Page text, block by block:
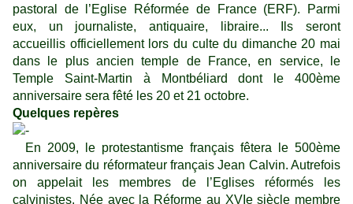
pastoral de l’Eglise Réformée de France (ERF). Parmi
eux, un journaliste, antiquaire, libraire... Ils seront
accueillis officiellement lors du culte du dimanche 20 mai
dans le plus ancien temple de France, en service, le
Temple Saint-Martin à Montbéliard dont le 400ème
anniversaire sera fêté les 20 et 21 octobre.
Quelques repères
En 2009, le protestantisme français fêtera le 500ème
anniversaire du réformateur français Jean Calvin. Autrefois
on appelait les membres de l’Eglises réformés les
calvinistes. Née avec la Réforme au XVIe siècle membre